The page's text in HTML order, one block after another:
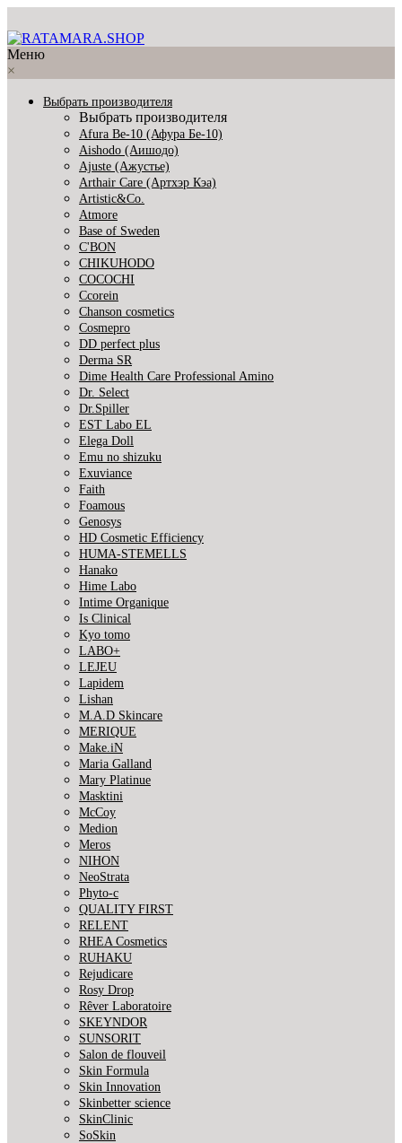
Меню
×
Выбрать производителя
Выбрать производителя
Afura Be-10 (Афура Бе-10)
Aishodo (Аишодо)
Ajuste (Ажустье)
Arthair Care (Артхэр Кэа)
Artistic&Co.
Atmore
Base of Sweden
C'BON
CHIKUHODO
COCOCHI
Ccorein
Chanson cosmetics
Cosmepro
DD perfect plus
Derma SR
Dime Health Care Professional Amino
Dr. Select
Dr.Spiller
EST Labo EL
Elega Doll
Emu no shizuku
Exuviance
Faith
Foamous
Genosys
HD Cosmetic Efficiency
HUMA-STEMELLS
Hanako
Hime Labo
Intime Organique
Is Clinical
Kyo tomo
LABO+
LEJEU
Lapidem
Lishan
M.A.D Skincare
MERIQUE
Make.iN
Maria Galland
Mary Platinue
Masktini
McCoy
Medion
Meros
NIHON
NeoStrata
Phyto-c
QUALITY FIRST
RELENT
RHEA Cosmetics
RUHAKU
Rejudicare
Rosy Drop
Rêver Laboratoire
SKEYNDOR
SUNSORIT
Salon de flouveil
Skin Formula
Skin Innovation
Skinbetter science
SkinСlinic
SoSkin